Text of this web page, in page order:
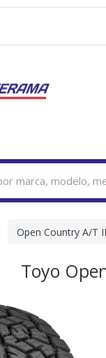
Open Country A/T
Toyo